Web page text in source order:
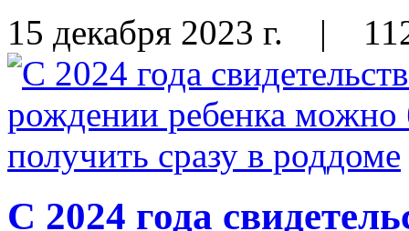
15 декабря 2023 г. |
С 2024 года